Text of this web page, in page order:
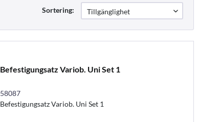
Sortering:
Befestigungsatz Variob. Uni Set 1
58087
Befestigungsatz Variob. Uni Set 1